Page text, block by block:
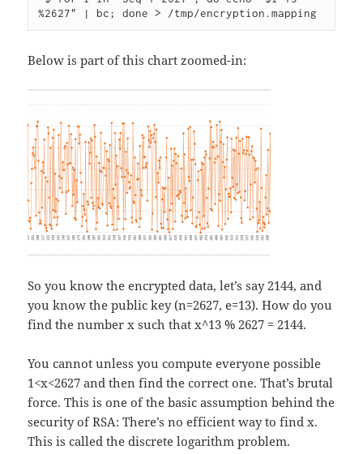
%2627" | bc; done > /tmp/encryption.mapping
Below is part of this chart zoomed-in:
So you know the encrypted data, let’s say 2144, and
you know the public key (n=2627, e=13). How do you
find the number x such that x^13 % 2627 = 2144.
You cannot unless you compute everyone possible
1<x<2627 and then find the correct one. That’s brutal
force. This is one of the basic assumption behind the
security of RSA: There’s no efficient way to find x.
This is called the discrete logarithm problem.